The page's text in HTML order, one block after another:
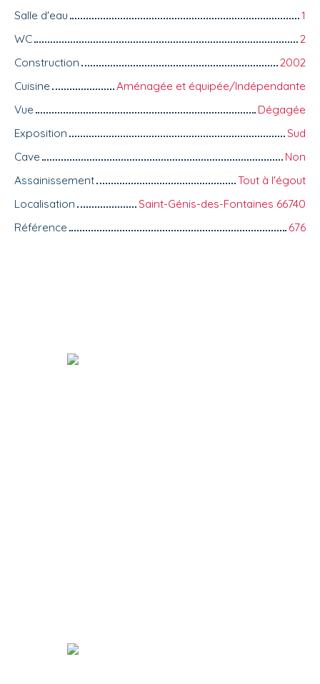
Salle d'eau
1
WC
2
Construction
2002
Cuisine
Aménagée et équipée/Indépendante
Vue
Dégagée
Exposition
Sud
Cave
Non
Assainissement
Tout à l'égout
Localisation
Saint-Génis-des-Fontaines 66740
Référence
676